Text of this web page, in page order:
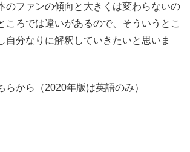
のファンの傾向と大きくは変わらないの
ころでは違いがあるので、そういうとこ
自分なりに解釈していきたいと思いま
から（2020年版は英語のみ）